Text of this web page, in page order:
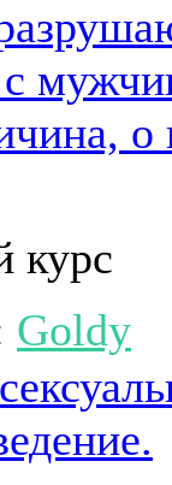
о
курс
Goldy